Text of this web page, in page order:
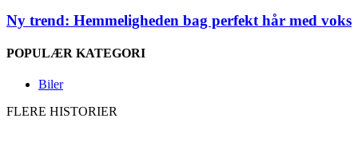
Ny trend: Hemmeligheden bag perfekt hår med voks
POPULÆR KATEGORI
Biler
FLERE HISTORIER